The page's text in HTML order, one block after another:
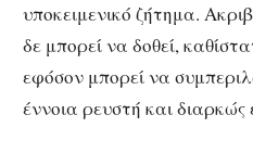
υποκειμενικό ζήτημα.
δε μπορεί να δοθεί,
εφόσον μπορεί να
έννοια ρευστή και